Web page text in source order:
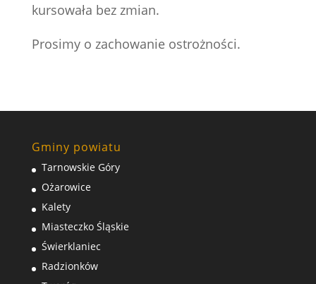
kursowała bez zmian.
Prosimy o zachowanie ostrożności.
Gminy powiatu
Tarnowskie Góry
Ożarowice
Kalety
Miasteczko Śląskie
Świerklaniec
Radzionków